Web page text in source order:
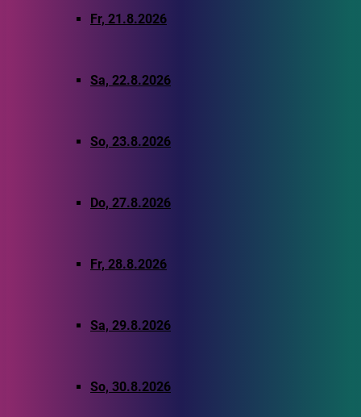
Fr, 21.8.2026
Sa, 22.8.2026
So, 23.8.2026
Do, 27.8.2026
Fr, 28.8.2026
Sa, 29.8.2026
So, 30.8.2026